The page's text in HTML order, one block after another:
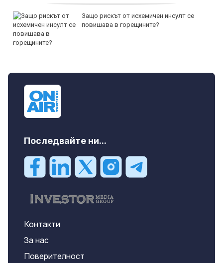
Защо рискът от исхемичен инсулт се
повишава в горещините?
Последвайте ни...
Контакти
За нас
Поверителност